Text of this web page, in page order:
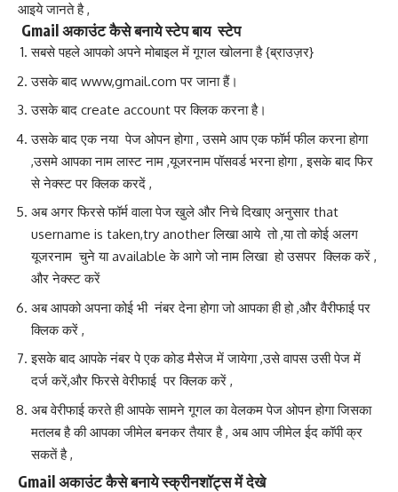
आइये जानते है ,
Gmail अकाउंट कैसे बनाये स्टेप बाय स्टेप
सबसे पहले आपको अपने मोबाइल में गूगल खोलना है {ब्राउज़र}
उसके बाद www,gmail.com पर जाना हैं।
उसके बाद create account पर क्लिक करना है।
उसके बाद एक नया पेज ओपन होगा , उसमे आप एक फॉर्म फील करना होगा
,उसमे आपका नाम लास्ट नाम ,यूजरनाम पॉसवर्ड भरना होगा , इसके बाद फिर
से नेक्स्ट पर क्लिक करदें ,
अब अगर फिरसे फॉर्म वाला पेज खुले और निचे दिखाए अनुसार that
username is taken,try another लिखा आये तो ,या तो कोई अलग
यूजरनाम चुने या available के आगे जो नाम लिखा हो उसपर क्लिक करें ,
और नेक्स्ट करें
अब आपको अपना कोई भी नंबर देना होगा जो आपका ही हो ,और वैरीफाई पर
क्लिक करें ,
इसके बाद आपके नंबर पे एक कोड मैसेज में जायेगा ,उसे वापस उसी पेज में
दर्ज करें,और फिरसे वेरीफाई पर क्लिक करें ,
अब वेरीफाई करते ही आपके सामने गूगल का वेलकम पेज ओपन होगा जिसका
मतलब है की आपका जीमेल बनकर तैयार है , अब आप जीमेल ईद कॉपी क्र
सकतें है ,
Gmail अकाउंट कैसे बनाये स्क्रीनशॉट्स में देखे